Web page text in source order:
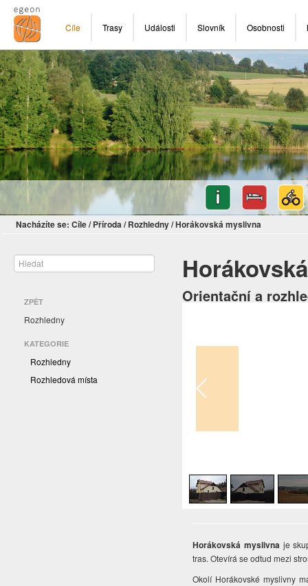
Cíle Trasy Události Slovník Osobnosti
Nacházíte se: Cíle/ Příroda/ Rozhledny/Horákovská myslivna
ZPĚT
Rozhledny
KATEGORIE
Rozhledny
Rozhledová místa
Orientační a
Horákovská myslivna je
tras. Otevírá se odtud mezi
Okolí Horákovské myslivny